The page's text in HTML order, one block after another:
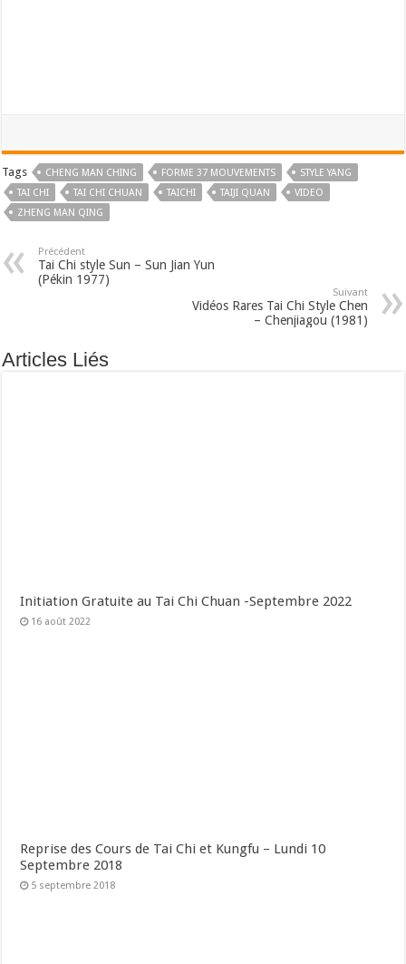
Tags CHENG MAN CHING FORME 37 MOUVEMENTS
STYLE YANG
TAI CHI
TAI CHI CHUAN TAICHI TAIJI QUAN
VIDEO
ZHENG MAN QING
Précédent
Tai Chi style Sun – Sun Jian Yun
(Pékin 1977)
Suivant
Vidéos Rares Tai Chi Style Chen
– Chenjiagou (1981)
Articles Liés
Initiation Gratuite au Tai Chi Chuan -Septembre 2022
16 août 2022
Reprise des Cours de Tai Chi et Kungfu – Lundi 10
Septembre 2018
5 septembre 2018